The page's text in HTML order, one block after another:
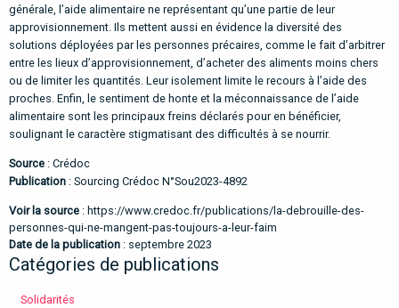
générale, l’aide alimentaire ne représentant qu’une partie de leur
approvisionnement. Ils mettent aussi en évidence la diversité des
solutions déployées par les personnes précaires, comme le fait d’arbitrer
entre les lieux d’approvisionnement, d’acheter des aliments moins chers
ou de limiter les quantités. Leur isolement limite le recours à l’aide des
proches. Enfin, le sentiment de honte et la méconnaissance de l’aide
alimentaire sont les principaux freins déclarés pour en bénéficier,
soulignant le caractère stigmatisant des difficultés à se nourrir.
Source : Crédoc
Publication : Sourcing Crédoc N°Sou2023-4892
Voir la source : https://www.credoc.fr/publications/la-debrouille-des-
personnes-qui-ne-mangent-pas-toujours-a-leur-faim
Date de la publication : septembre 2023
Catégories de publications
Solidarités